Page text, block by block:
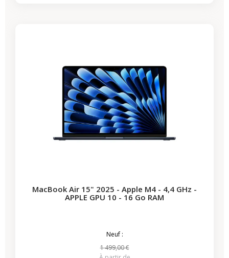
MacBook Air 15" 2025 - Apple M4 - 4,4 GHz -
APPLE GPU 10 - 16 Go RAM
Neuf :
1 499,00 €